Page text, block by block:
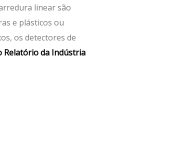
linear são
e plásticos ou
os detectores de
Relatório da Indústria